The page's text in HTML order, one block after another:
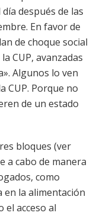
después de las
En favor de
de choque social
CUP, avanzadas
Algunos lo ven
CUP. Porque no
de un estado
bloques (ver
a cabo de manera
como
en la alimentación
el acceso al